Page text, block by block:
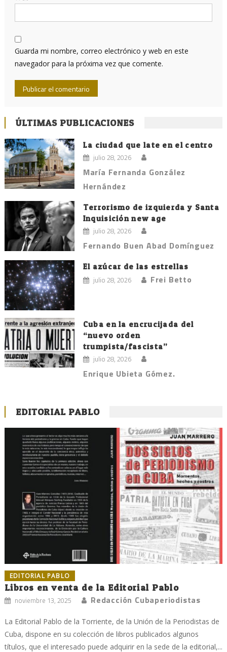
Guarda mi nombre, correo electrónico y web en este
navegador para la próxima vez que comente.
ÚLTIMAS PUBLICACIONES
La ciudad que late en el centro
julio 28, 2026
María Fernanda González
Hernández
Terrorismo de izquierda y Santa
Inquisición new age
julio 28, 2026
Fernando Buen Abad Domínguez
El azúcar de las estrellas
julio 28, 2026 Frei Betto
Cuba en la encrucijada del
“nuevo orden
trumpista/fascista”
julio 28, 2026
Enrique Ubieta Gómez.
EDITORIAL PABLO
EDITORIAL PABLO
Libros en venta de la Editorial Pablo
noviembre 13, 2025 Redacción Cubaperiodistas
La Editorial Pablo de la Torriente, de la Unión de la Periodistas de
Cuba, dispone en su colección de libros publicados algunos
títulos, que el interesado puede adquirir en la sede de la editorial,...